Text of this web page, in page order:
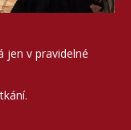
jen v pravidelné